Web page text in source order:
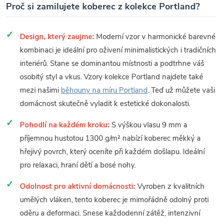
Proč si zamilujete koberec z kolekce Portland?
Design, který zaujme: Moderní vzor v harmonické barevné
kombinaci je ideální pro oživení minimalistických i tradičních
interiérů. Stane se dominantou místnosti a podtrhne váš
osobitý styl a vkus. Vzory kolekce Portland najdete také
mezi našimi běhouny na míru Portland. Teď už můžete vaši
domácnost skutečně vyladit k estetické dokonalosti.
Pohodlí na každém kroku: S výškou vlasu 9 mm a
příjemnou hustotou 1300 g/m² nabízí koberec měkký a
hřejivý povrch, který oceníte při každém došlapu. Ideální
pro relaxaci, hraní dětí a bosé nohy.
Odolnost pro aktivní domácnosti: Vyroben z kvalitních
umělých vláken, tento koberec je mimořádně odolný proti
oděru a deformaci. Snese každodenní zátěž, intenzivní